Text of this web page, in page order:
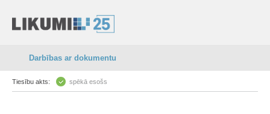
Darbības ar dokumentu
Tiesību akts: spēkā esošs